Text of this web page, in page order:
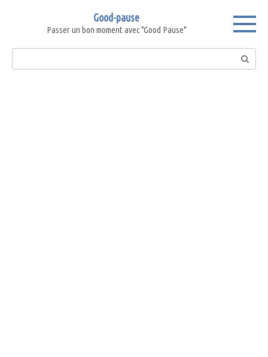
Good-pause
Passer un bon moment avec "Good Pause"
Search: